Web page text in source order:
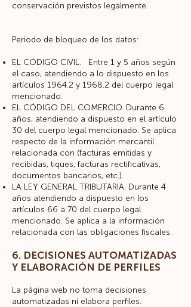
conservación previstos legalmente.
Periodo de bloqueo de los datos:
EL CÓDIGO CIVIL. Entre 1 y 5 años según
el caso, atendiendo a lo dispuesto en los
artículos 1964.2 y 1968.2 del cuerpo legal
mencionado.
EL CÓDIGO DEL COMERCIO. Durante 6
años, atendiendo a dispuesto en el artículo
30 del cuerpo legal mencionado. Se aplica
respecto de la información mercantil
relacionada con (facturas emitidas y
recibidas, tiques, facturas rectificativas,
documentos bancarios, etc.).
LA LEY GENERAL TRIBUTARIA. Durante 4
años atendiendo a dispuesto en los
artículos 66 a 70 del cuerpo legal
mencionado. Se aplica a la información
relacionada con las obligaciones fiscales.
6. DECISIONES AUTOMATIZADAS
Y ELABORACIÓN DE PERFILES
La página web no toma decisiones
automatizadas ni elabora perfiles.